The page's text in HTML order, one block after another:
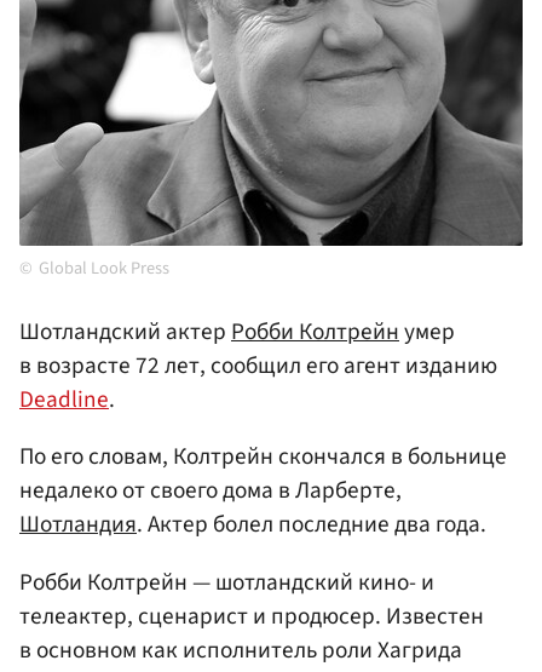
Global Look Press
Шотландский актерРобби Колтрейнумер
в возрасте 72 лет, сообщил его агент изданию
Deadline.
По его словам, Колтрейн скончался в больнице
недалеко от своего дома в Ларберте,
Шотландия. Актер болел последние два года.
Робби Колтрейн — шотландский кино- и
телеактер, сценарист и продюсер. Известен
в основном как исполнитель роли Хагрида